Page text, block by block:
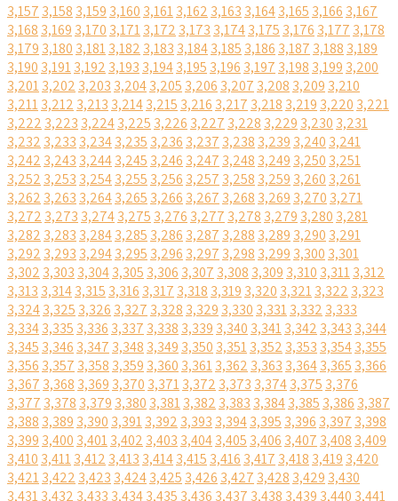
3,157 3,158 3,159 3,160 3,1613,162 3,163 3,1643,165 3,166 3,167
3,168 3,169 3,170 3,1713,172 3,173 3,1743,175 3,176 3,177 3,178
3,179 3,180 3,1813,182 3,183 3,1843,185 3,186 3,187 3,188 3,189
3,190 3,1913,192 3,193 3,1943,195 3,196 3,197 3,198 3,199 3,200
3,2013,202 3,203 3,2043,205 3,206 3,207 3,208 3,209 3,210
3,2113,212 3,213 3,2143,215 3,216 3,217 3,218 3,219 3,220 3,221
3,222 3,223 3,2243,225 3,226 3,227 3,228 3,229 3,230 3,231
3,232 3,233 3,2343,235 3,236 3,237 3,238 3,239 3,240 3,241
3,242 3,243 3,2443,245 3,246 3,247 3,248 3,249 3,250 3,251
3,252 3,253 3,2543,255 3,256 3,257 3,258 3,259 3,260 3,261
3,262 3,263 3,2643,265 3,266 3,267 3,268 3,269 3,270 3,271
3,272 3,273 3,2743,275 3,276 3,277 3,278 3,279 3,280 3,281
3,282 3,283 3,2843,285 3,286 3,287 3,288 3,289 3,290 3,291
3,292 3,293 3,2943,295 3,296 3,297 3,298 3,299 3,300 3,301
3,302 3,303 3,3043,305 3,306 3,307 3,308 3,309 3,310 3,3113,312
3,313 3,3143,315 3,316 3,317 3,318 3,319 3,320 3,3213,322 3,323
3,3243,325 3,326 3,327 3,328 3,329 3,330 3,3313,332 3,333
3,3343,335 3,336 3,337 3,338 3,339 3,340 3,3413,342 3,343 3,344
3,345 3,346 3,347 3,348 3,349 3,350 3,3513,352 3,353 3,3543,355
3,356 3,357 3,358 3,359 3,360 3,3613,362 3,363 3,3643,365 3,366
3,367 3,368 3,369 3,370 3,3713,372 3,373 3,3743,375 3,376
3,377 3,378 3,379 3,380 3,3813,382 3,383 3,3843,385 3,386 3,387
3,388 3,389 3,390 3,3913,392 3,393 3,3943,395 3,396 3,397 3,398
3,399 3,400 3,4013,402 3,403 3,4043,405 3,406 3,407 3,408 3,409
3,410 3,4113,412 3,413 3,4143,415 3,416 3,417 3,418 3,419 3,420
3,4213,422 3,423 3,4243,425 3,426 3,427 3,428 3,429 3,430
3,4313,432 3,433 3,4343,435 3,436 3,437 3,438 3,439 3,440 3,441